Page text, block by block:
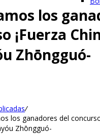
los
¡Fuerza
Zhōngguó-
/
los ganadores del
Zhōngguó-